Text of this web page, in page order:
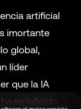
artificial
imortante
global,
líder
que la IA
redefinido